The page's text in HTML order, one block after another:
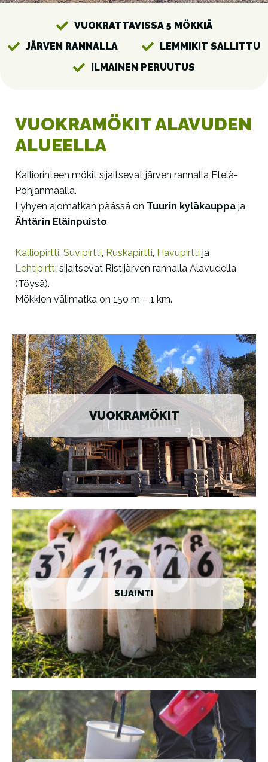
VUOKRATTAVISSA 5 MÖKKIÄ
JÄRVEN RANNALLA
LEMMIKIT SALLITTU
ILMAINEN PERUUTUS
VUOKRAMÖKIT ALAVUDEN
ALUEELLA
Kalliorinteen mökit sijaitsevat järven rannalla Etelä-
Pohjanmaalla.
Lyhyen ajomatkan päässä on Tuurin kyläkauppa ja
Ähtärin Eläinpuisto.
Kalliopirtti Suvipirtti Ruskapirtti Havupirtti ja
Lehtipirtti sijaitsevat Ristijärven rannalla Alavudella
(Töysä).
Mökkien välimatka on 150 m – 1 km.
VUOKRAMÖKIT
SIJAINTI